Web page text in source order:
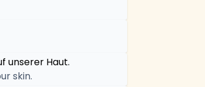
unserer Haut.
skin.